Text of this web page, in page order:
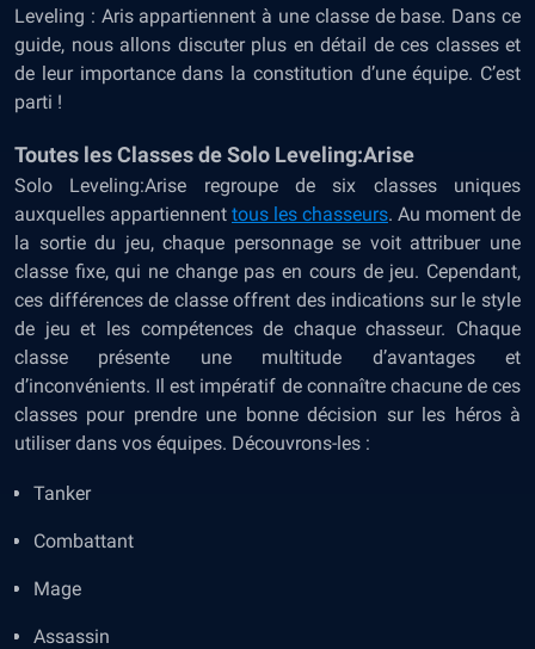
Leveling : Aris appartiennent à une classe de base. Dans ce
guide, nous allons discuter plus en détail de ces classes et
de leur importance dans la constitution d’une équipe. C’est
parti !
Toutes les Classes de Solo Leveling:Arise
Solo Leveling:Arise regroupe de six classes uniques
auxquelles appartiennent tous les chasseurs. Au moment de
la sortie du jeu, chaque personnage se voit attribuer une
classe fixe, qui ne change pas en cours de jeu. Cependant,
ces différences de classe offrent des indications sur le style
de jeu et les compétences de chaque chasseur. Chaque
classe présente une multitude d’avantages et
d’inconvénients. Il est impératif de connaître chacune de ces
classes pour prendre une bonne décision sur les héros à
utiliser dans vos équipes. Découvrons-les :
Tanker
Combattant
Mage
Assassin